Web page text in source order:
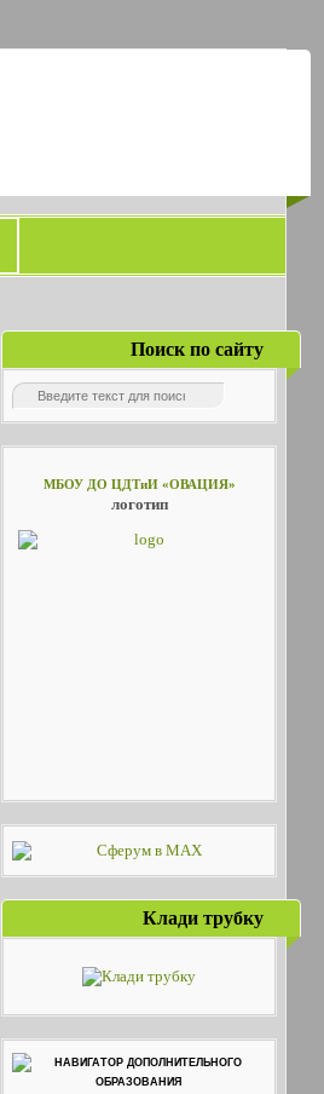
Поиск по сайту
МБОУ ДО ЦДТиИ «ОВАЦИЯ»
логотип
Клади трубку